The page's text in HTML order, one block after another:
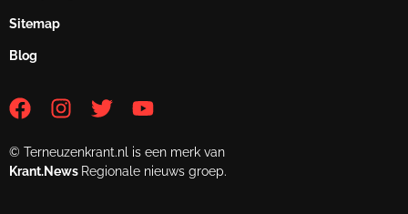
Sitemap
Blog
© Terneuzenkrant.nl is een merk van
Krant.News Regionale nieuws groep.